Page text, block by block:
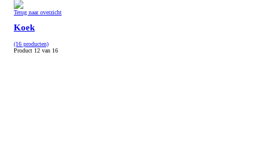
Terug naar overzicht
Koek
(16 producten)
Product 12 van 16